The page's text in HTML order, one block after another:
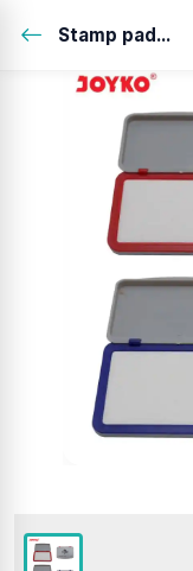
Stamp pad...